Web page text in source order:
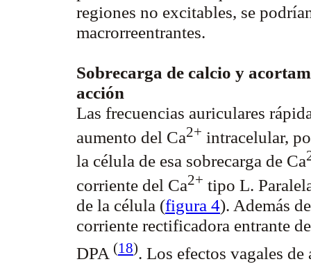
regiones no excitables, se
macrorreentrantes.
Sobrecarga de calcio y
acción
Las frecuencias auriculares
aumento del Ca2+ intracelular,
la célula de esa sobrecarga de Ca
corriente del Ca2+ tipo L.
de la célula (figura 4). Además
corriente rectificadora entrante
DPA (18). Los efectos vagales